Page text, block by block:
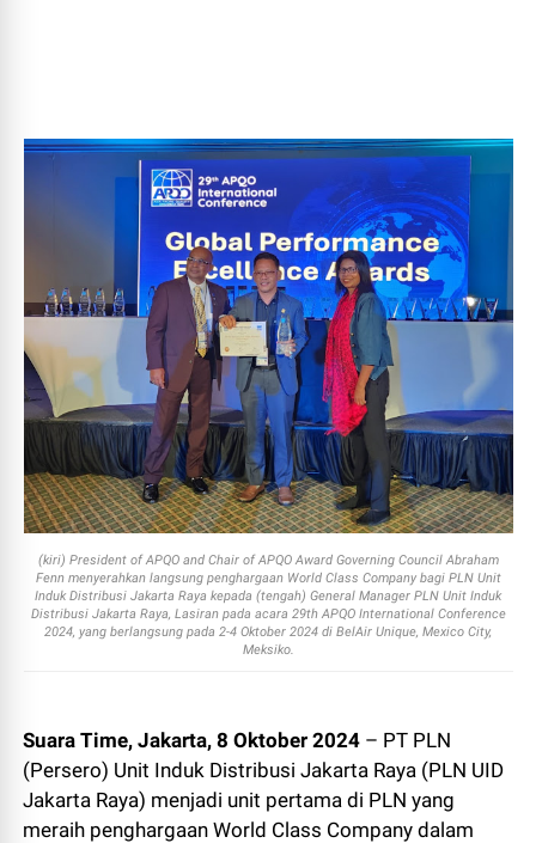
(kiri) President of APQO and Chair of APQO Award Governing Council Abraham
Fenn menyerahkan langsung penghargaan World Class Company bagi PLN Unit
Induk Distribusi Jakarta Raya kepada (tengah) General Manager PLN Unit Induk
Distribusi Jakarta Raya, Lasiran pada acara 29th APQO International Conference
2024, yang berlangsung pada 2-4 Oktober 2024 di BelAir Unique, Mexico City,
Meksiko.
Suara Time, Jakarta, 8 Oktober 2024 – PT PLN
(Persero) Unit Induk Distribusi Jakarta Raya (PLN UID
Jakarta Raya) menjadi unit pertama di PLN yang
meraih penghargaan World Class Company dalam